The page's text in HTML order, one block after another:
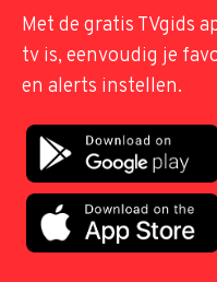
Met de gratis TVgids
tv is, eenvoudig je
en alerts instellen.